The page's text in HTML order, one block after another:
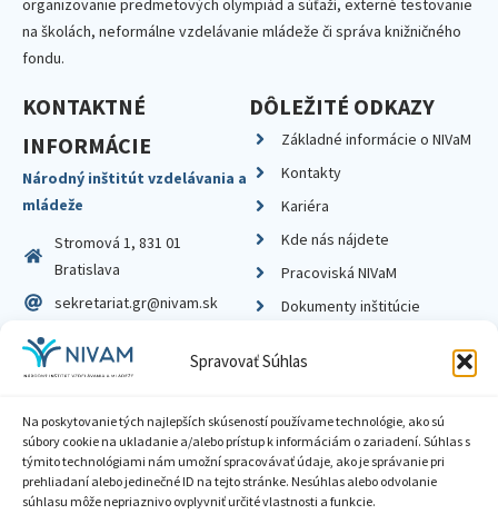
Spravovať Súhlas
Na poskytovanie tých najlepších skúseností používame technológie, ako sú
súbory cookie na ukladanie a/alebo prístup k informáciám o zariadení. Súhlas s
týmito technológiami nám umožní spracovávať údaje, ako je správanie pri
prehliadaní alebo jedinečné ID na tejto stránke. Nesúhlas alebo odvolanie
súhlasu môže nepriaznivo ovplyvniť určité vlastnosti a funkcie.
organizovanie predmetových olympiád a súťaží, externé testovanie
na školách, neformálne vzdelávanie mládeže či správa knižničného
fondu.
KONTAKTNÉ
INFORMÁCIE
Národný inštitút vzdelávania a
mládeže
Stromová 1, 831 01
Bratislava
sekretariat.gr@nivam.sk
IČO: 00164348
DIČ: 2020798714
DÔLEŽITÉ ODKAZY
Základné informácie o NIVaM
Kontakty
Kariéra
Kde nás nájdete
Pracoviská NIVaM
Dokumenty inštitúcie
Zásady ochrany súkromia